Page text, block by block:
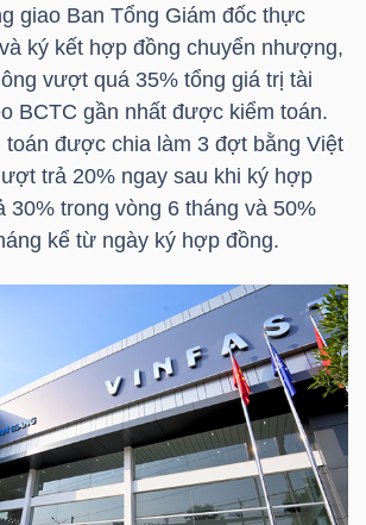
giao Ban Tổng Giám đốc thực
ký kết hợp đồng chuyển nhượng,
vượt quá 35% tổng giá trị tài
BCTC gần nhất được kiểm toán.
toán được chia làm 3 đợt bằng Việt
trả 20% ngay sau khi ký hợp
30% trong vòng 6 tháng và 50%
kể từ ngày ký hợp đồng.